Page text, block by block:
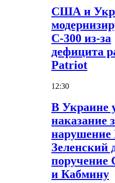
США и
С-300 из-за
дефицита
Patriot
12:30
В Украине
наказание
Зеленский
и Кабмину